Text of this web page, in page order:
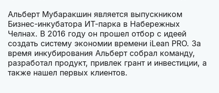
Альберт Мубаракшин является выпускником
Бизнес-инкубатора ИТ-парка в Набережных
Челнах. В 2016 году он прошел отбор с идеей
создать систему экономии времени iLean PRO. За
время инкубирования Альберт собрал команду,
разработал продукт, привлек грант и инвестиции, а
также нашел первых клиентов.